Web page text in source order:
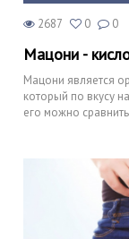
2687 0 0
Мацони -
Мацони является
который по вкусу
его можно